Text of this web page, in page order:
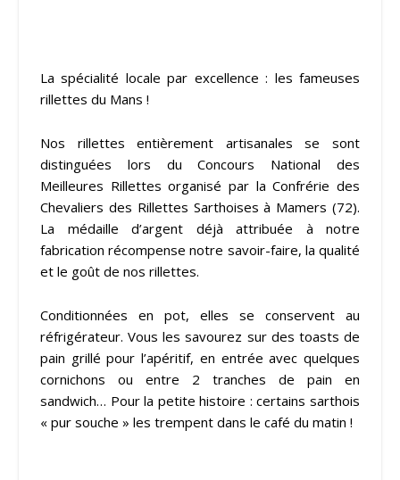
La spécialité locale par excellence : les fameuses
rillettes du Mans !
Nos rillettes entièrement artisanales se sont
distinguées lors du Concours National des
Meilleures Rillettes organisé par la Confrérie des
Chevaliers des Rillettes Sarthoises à Mamers (72).
La médaille d’argent déjà attribuée à notre
fabrication récompense notre savoir-faire, la qualité
et le goût de nos rillettes.
Conditionnées en pot, elles se conservent au
réfrigérateur. Vous les savourez sur des toasts de
pain grillé pour l’apéritif, en entrée avec quelques
cornichons ou entre 2 tranches de pain en
sandwich… Pour la petite histoire : certains sarthois
« pur souche » les trempent dans le café du matin !